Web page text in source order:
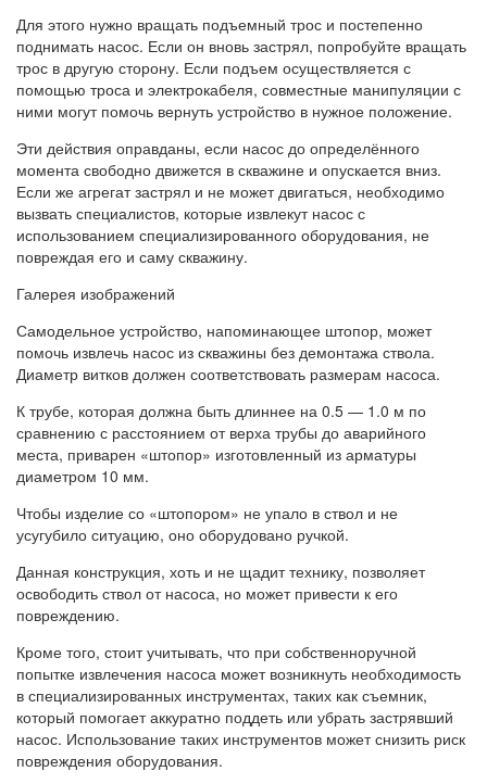
Для этого нужно вращать подъемный трос и постепенно
поднимать насос. Если он вновь застрял, попробуйте вращать
трос в другую сторону. Если подъем осуществляется с
помощью троса и электрокабеля, совместные манипуляции с
ними могут помочь вернуть устройство в нужное положение.
Эти действия оправданы, если насос до определённого
момента свободно движется в скважине и опускается вниз.
Если же агрегат застрял и не может двигаться, необходимо
вызвать специалистов, которые извлекут насос с
использованием специализированного оборудования, не
повреждая его и саму скважину.
Галерея изображений
Самодельное устройство, напоминающее штопор, может
помочь извлечь насос из скважины без демонтажа ствола.
Диаметр витков должен соответствовать размерам насоса.
К трубе, которая должна быть длиннее на 0.5 — 1.0 м по
сравнению с расстоянием от верха трубы до аварийного
места, приварен «штопор» изготовленный из арматуры
диаметром 10 мм.
Чтобы изделие со «штопором» не упало в ствол и не
усугубило ситуацию, оно оборудовано ручкой.
Данная конструкция, хоть и не щадит технику, позволяет
освободить ствол от насоса, но может привести к его
повреждению.
Кроме того, стоит учитывать, что при собственноручной
попытке извлечения насоса может возникнуть необходимость
в специализированных инструментах, таких как съемник,
который помогает аккуратно поддеть или убрать застрявший
насос. Использование таких инструментов может снизить риск
повреждения оборудования.